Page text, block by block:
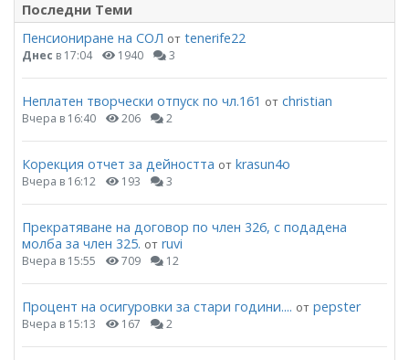
Последни Теми
Пенсиониране на СОЛ от tenerife22
Днес в 17:04 1940 3
Неплатен творчески отпуск по чл.161 от christian
Вчера в 16:40 206 2
Корекция отчет за дейността от krasun4o
Вчера в 16:12 193 3
Прекратяване на договор по член 326, с подадена
молба за член 325. от ruvi
Вчера в 15:55 709 12
Процент на осигуровки за стари години.... от pepster
Вчера в 15:13 167 2